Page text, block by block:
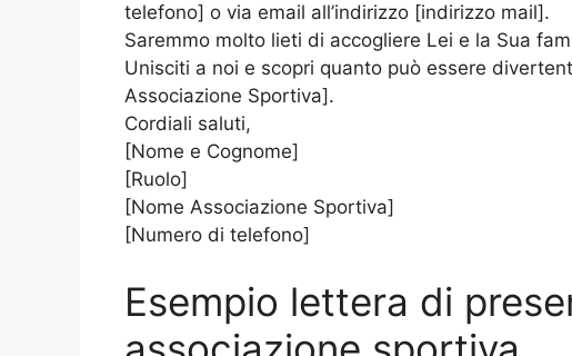
telefono] o via email all’indirizzo [indirizzo mail].
Saremmo molto lieti di accogliere Lei e la Sua
Unisciti a noi e scopri quanto può essere
Associazione Sportiva].
Cordiali saluti,
[Nome e Cognome]
[Ruolo]
[Nome Associazione Sportiva]
[Numero di telefono]
Esempio lettera di